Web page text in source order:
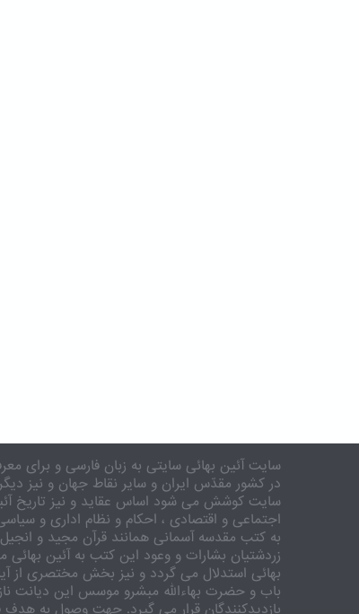
سایت آئین بهائی سایتی به زبان فارسی و برای
در کشور مقدّس ایران و سایر نقاط جهان و نیز
سایت کوشش می شود اساس عقاید و نیز تاریخ
اجتماعی و اقتصادی ، احکام و نظام اداری و
به کتب مقدسه آسمانی همانند قرآن مجید و
زردشتیان بشارات و وعود این کتب به آئین
بهائی استدلال می گردد و نیز بخش مختصری از
باب و حضرت بهاءالله مبشرو موسس این دیانت
بازدیدکنندگان قرار می گیرد. جهت وصول به هدف